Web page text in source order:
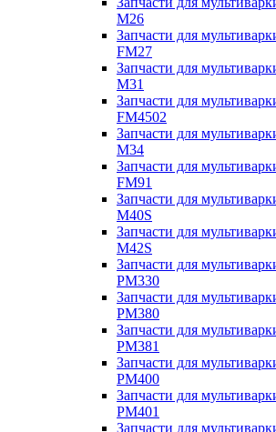
M26
Запчасти для
FM27
Запчасти для
M31
Запчасти для
FM4502
Запчасти для
M34
Запчасти для
FM91
Запчасти для
M40S
Запчасти для
M42S
Запчасти для
PM330
Запчасти для
PM380
Запчасти для
PM381
Запчасти для
PM400
Запчасти для
PM401
Запчасти для